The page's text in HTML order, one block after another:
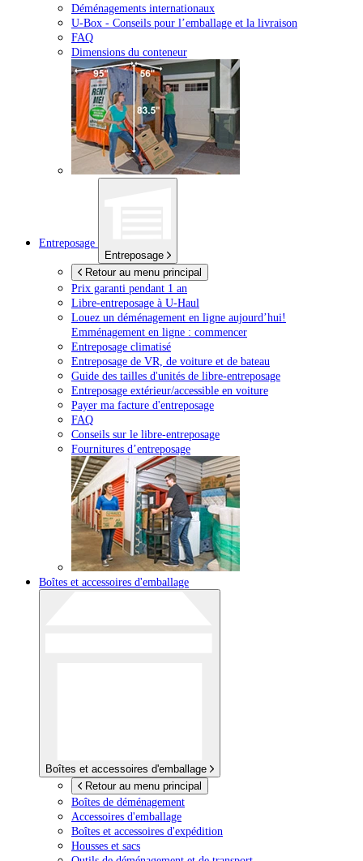
Déménagements internationaux
U-Box - Conseils pour l’emballage et la livraison
FAQ
Dimensions du conteneur
Entreposage
Entreposage
Retour au menu principal
Prix garanti pendant 1 an
Libre-entreposage à U-Haul
Louez un déménagement en ligne aujourd’hui!
Emménagement en ligne : commencer
Entreposage climatisé
Entreposage de VR, de voiture et de bateau
Guide des tailles d'unités de libre-entreposage
Entreposage extérieur/accessible en voiture
Payer ma facture d'entreposage
FAQ
Conseils sur le libre-entreposage
Fournitures d’entreposage
Boîtes et accessoires d'emballage
Boîtes et accessoires d'emballage
Retour au menu principal
Boîtes de déménagement
Accessoires d'emballage
Boîtes et accessoires d'expédition
Housses et sacs